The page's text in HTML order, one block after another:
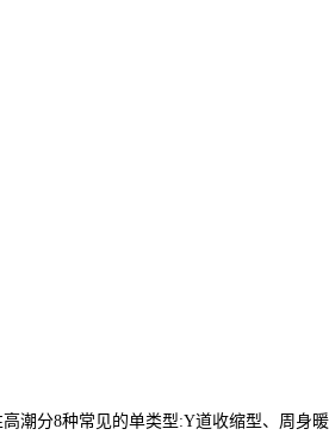
分8种常见的单类型:Y道收缩型、周身暖